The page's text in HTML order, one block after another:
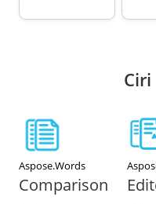
Ciri
Aspose.Words
Comparison